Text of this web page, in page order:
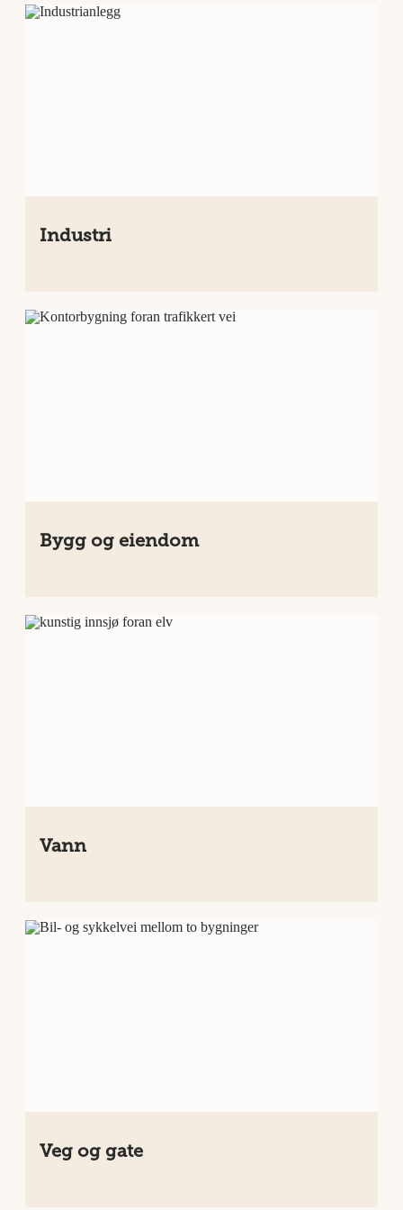
Industri
Bygg og eiendom
Vann
Veg og gate